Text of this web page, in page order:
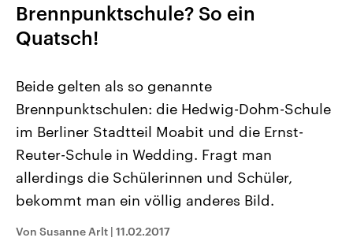
Landtagswahl Sachsen-Anhalt
2026
Alle Informationen
Sachsen-Anhalt wählt am 6.
September 2026 einen neuen
Landtag. Seit 2021 wird das
Bundesland von einer Koalition aus
Umfragen, Prognosen,
Wahlprogramme, aktuelle Berichte
USA
Aktuelle Beiträge,
Hintergründe
Wirtschaftlich und
gehören die Vereinigten
den mächtigsten Ländern
mit großem Einfluss auf
Brennpunktschule? So ein
Quatsch!
Beide gelten als so genannte
Brennpunktschulen: die Hedwig-Dohm-Schule
im Berliner Stadtteil Moabit und die Ernst-
Reuter-Schule in Wedding. Fragt man
allerdings die Schülerinnen und Schüler,
bekommt man ein völlig anderes Bild.
Von Susanne Arlt | 11.02.2017